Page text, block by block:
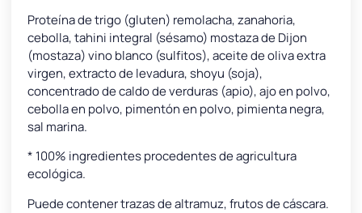
Proteína de trigo (gluten) remolacha, zanahoria,
cebolla, tahini integral (sésamo) mostaza de Dijon
(mostaza) vino blanco (sulfitos), aceite de oliva extra
virgen, extracto de levadura, shoyu (soja),
concentrado de caldo de verduras (apio), ajo en polvo,
cebolla en polvo, pimentón en polvo, pimienta negra,
sal marina.
* 100% ingredientes procedentes de agricultura
ecológica.
Puede contener trazas de altramuz, frutos de cáscara.